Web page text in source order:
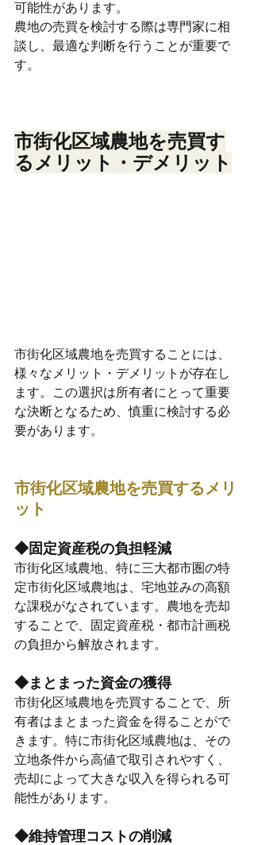
可能性があります。
農地の売買を検討する際は専門家に相
談し、最適な判断を行うことが重要で
す。
市街化区域農地を売買す
るメリット・デメリット
市街化区域農地を売買することには、
様々なメリット・デメリットが存在し
ます。この選択は所有者にとって重要
な決断となるため、慎重に検討する必
要があります。
市街化区域農地を売買するメリ
ット
◆固定資産税の負担軽減
市街化区域農地、特に三大都市圏の特
定市街化区域農地は、宅地並みの高額
な課税がなされています。農地を売却
することで、固定資産税・都市計画税
の負担から解放されます。
◆まとまった資金の獲得
市街化区域農地を売買することで、所
有者はまとまった資金を得ることがで
きます。特に市街化区域農地は、その
立地条件から高値で取引されやすく、
売却によって大きな収入を得られる可
能性があります。
◆維持管理コストの削減